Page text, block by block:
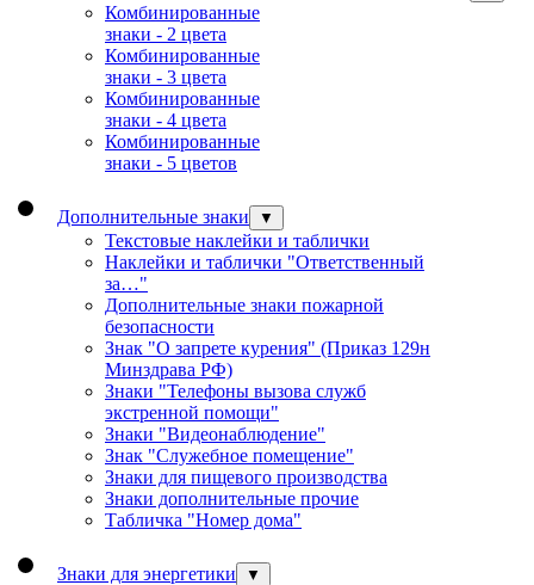
Комбинированные
знаки - 2 цвета
Комбинированные
знаки - 3 цвета
Комбинированные
знаки - 4 цвета
Комбинированные
знаки - 5 цветов
Дополнительные знаки ▼
Текстовые наклейки и таблички
Наклейки и таблички "Ответственный
за…"
Дополнительные знаки пожарной
безопасности
Знак "О запрете курения" (Приказ 129н
Минздрава РФ)
Знаки "Телефоны вызова служб
экстренной помощи"
Знаки "Видеонаблюдение"
Знак "Служебное помещение"
Знаки для пищевого производства
Знаки дополнительные прочие
Табличка "Номер дома"
Знаки для энергетики ▼